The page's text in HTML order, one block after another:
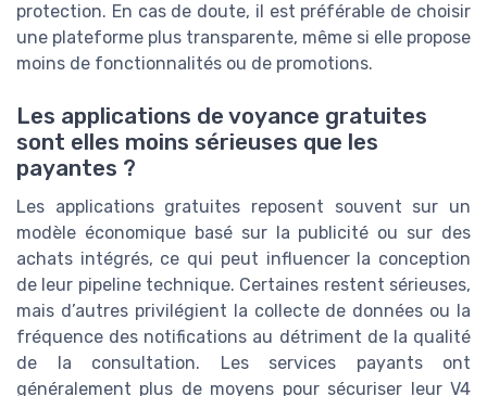
protection. En cas de doute, il est préférable de choisir
une plateforme plus transparente, même si elle propose
moins de fonctionnalités ou de promotions.
Les applications de voyance gratuites
sont elles moins sérieuses que les
payantes ?
Les applications gratuites reposent souvent sur un
modèle économique basé sur la publicité ou sur des
achats intégrés, ce qui peut influencer la conception
de leur pipeline technique. Certaines restent sérieuses,
mais d’autres privilégient la collecte de données ou la
fréquence des notifications au détriment de la qualité
de la consultation. Les services payants ont
généralement plus de moyens pour sécuriser leur V4